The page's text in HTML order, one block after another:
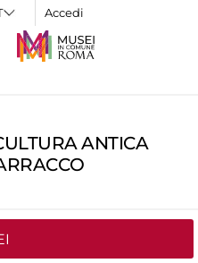
Accedi
ANTICA